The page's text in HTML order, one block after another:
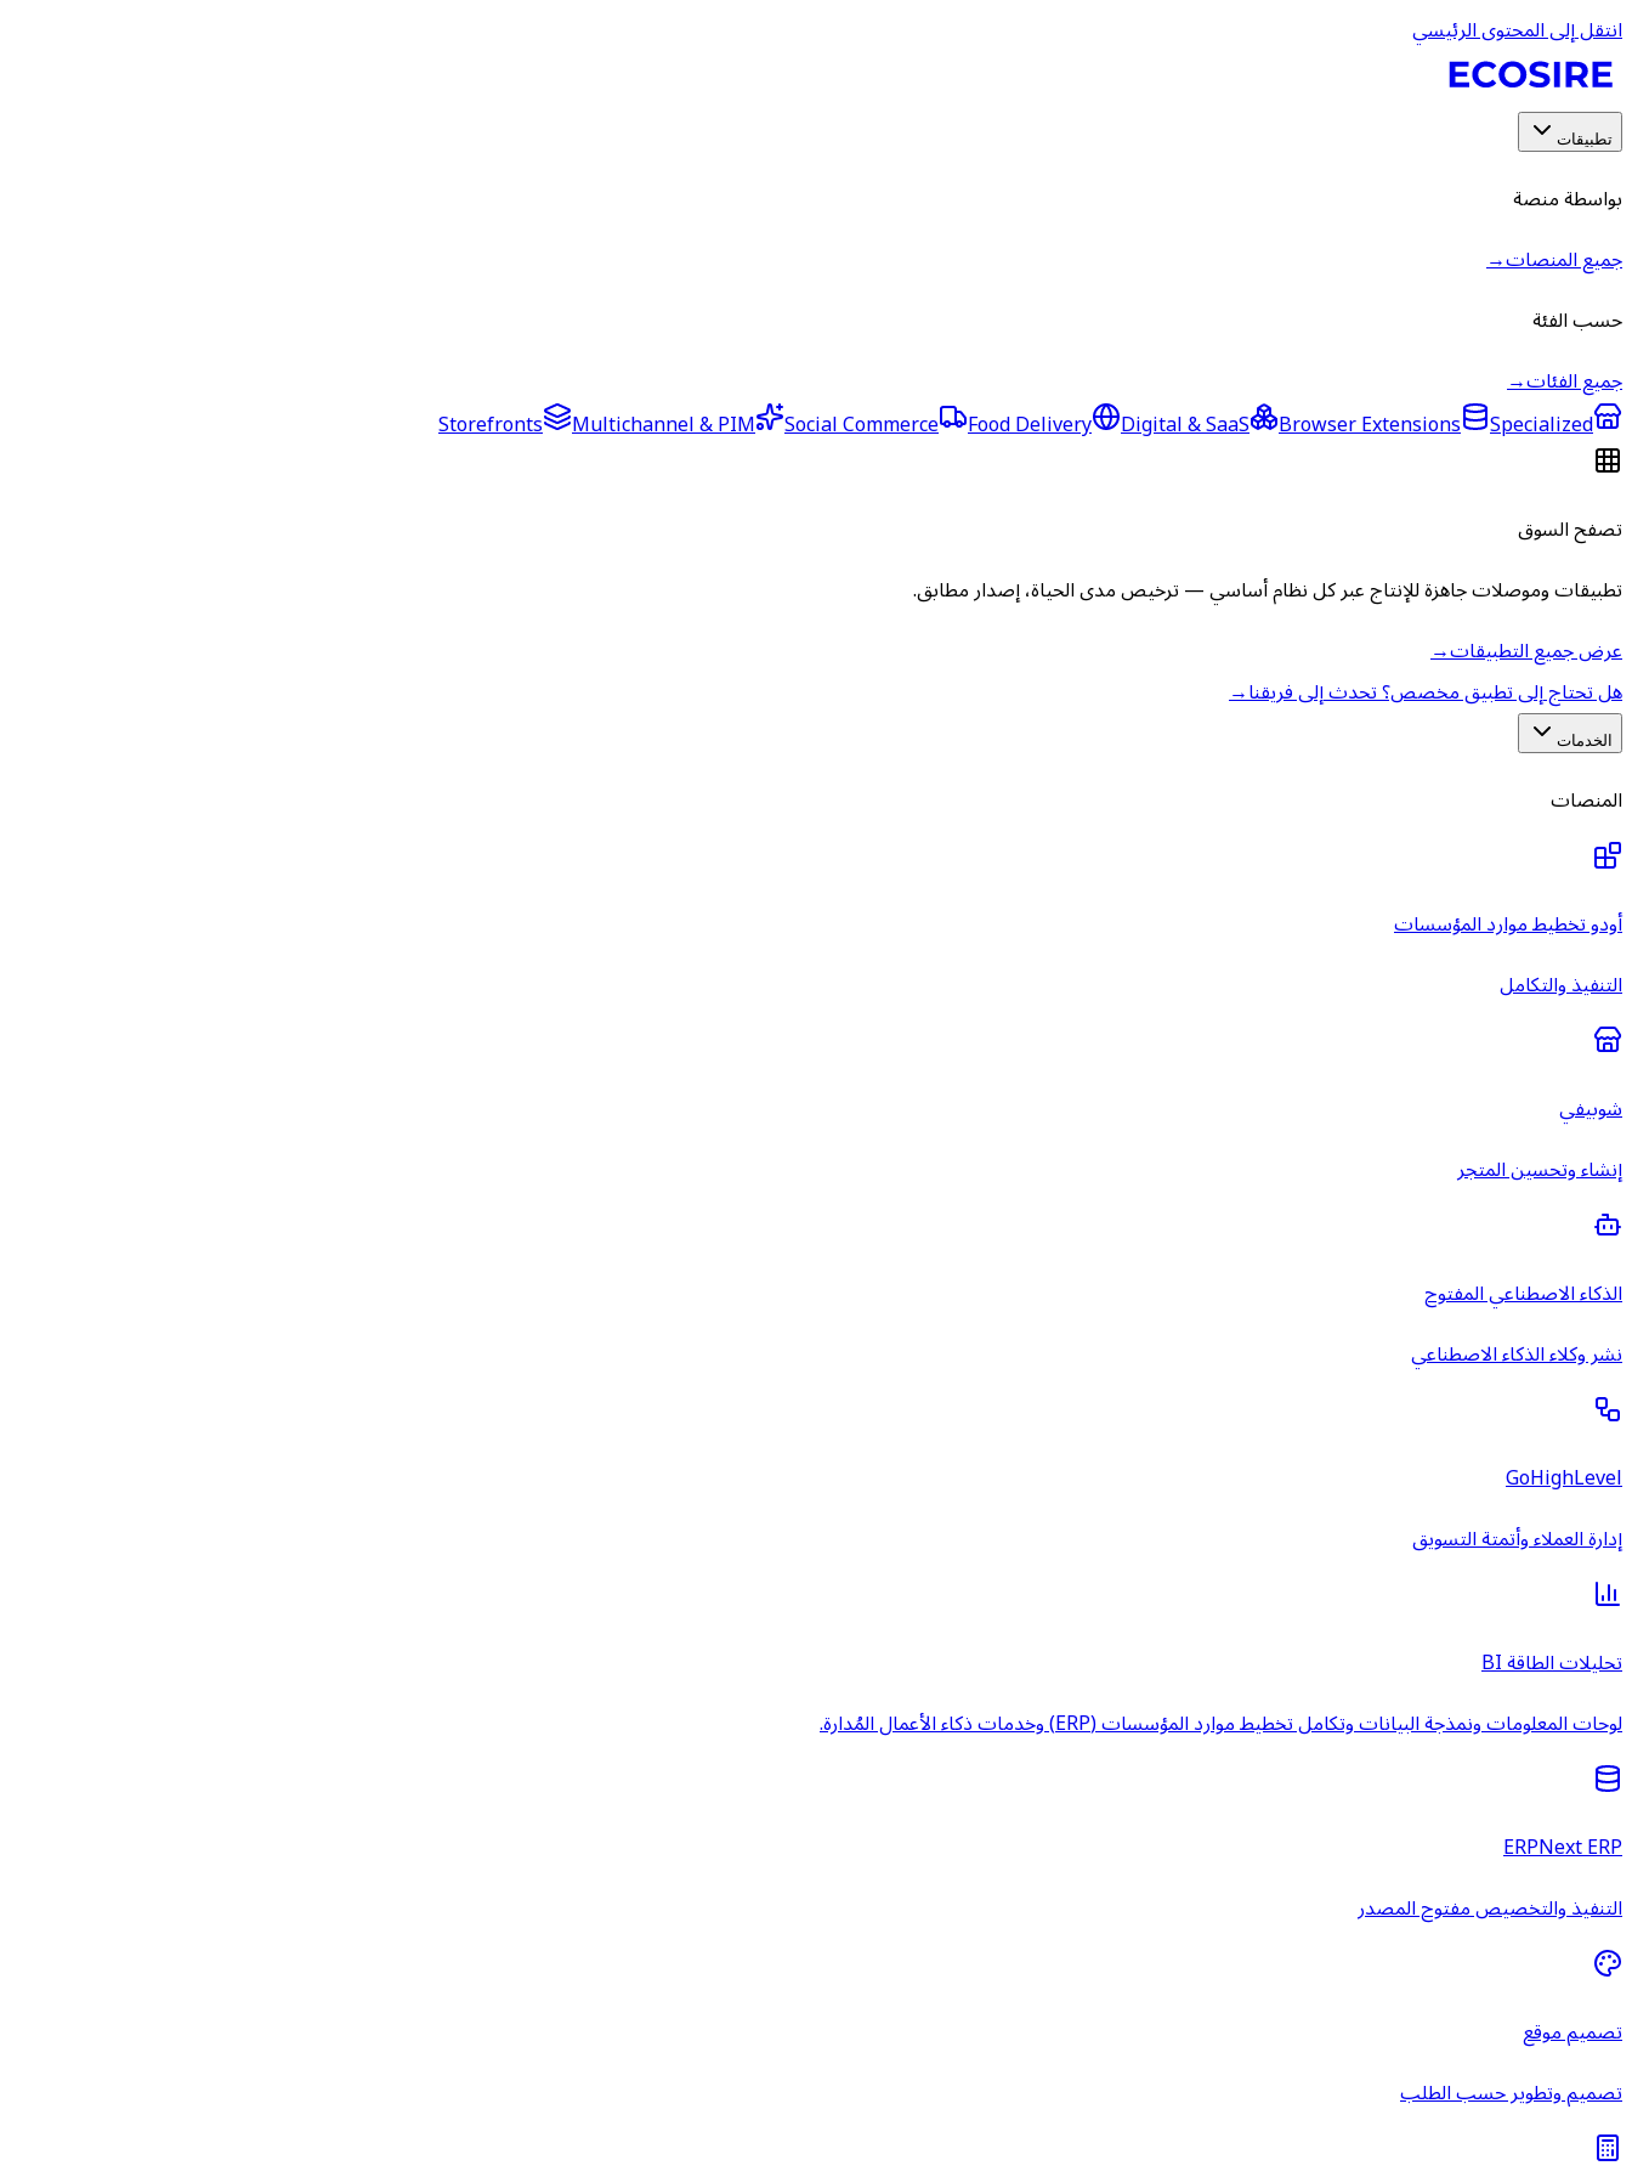
انتقل إلى المحتوى الرئيسي
تطبيقات
بواسطة منصة
جميع المنصات→
حسب الفئة
جميع الفئات→
Storefronts
Multichannel & PIM Social Commerce Food Delivery Digital & SaaS Browser Extensions Specialized
تصفح السوق
تطبيقات وموصلات جاهزة للإنتاج عبر كل نظام أساسي — ترخيص مدى الحياة، إصدار مطابق.
عرض جميع التطبيقات→
هل تحتاج إلى تطبيق مخصص؟ تحدث إلى فريقنا→
الخدمات
المنصات
أودو تخطيط موارد المؤسسات
التنفيذ والتكامل
شوبيفي
إنشاء وتحسين المتجر
الذكاء الاصطناعي المفتوح
نشر وكلاء الذكاء الاصطناعي
GoHighLevel
إدارة العملاء وأتمتة التسويق
تحليلات الطاقة BI
لوحات المعلومات ونمذجة البيانات وتكامل تخطيط موارد المؤسسات (ERP) وخدمات ذكاء الأعمال المُدارة.
ERPNext ERP
التنفيذ والتخصيص مفتوح المصدر
تصميم موقع
تصميم وتطوير حسب الطلب